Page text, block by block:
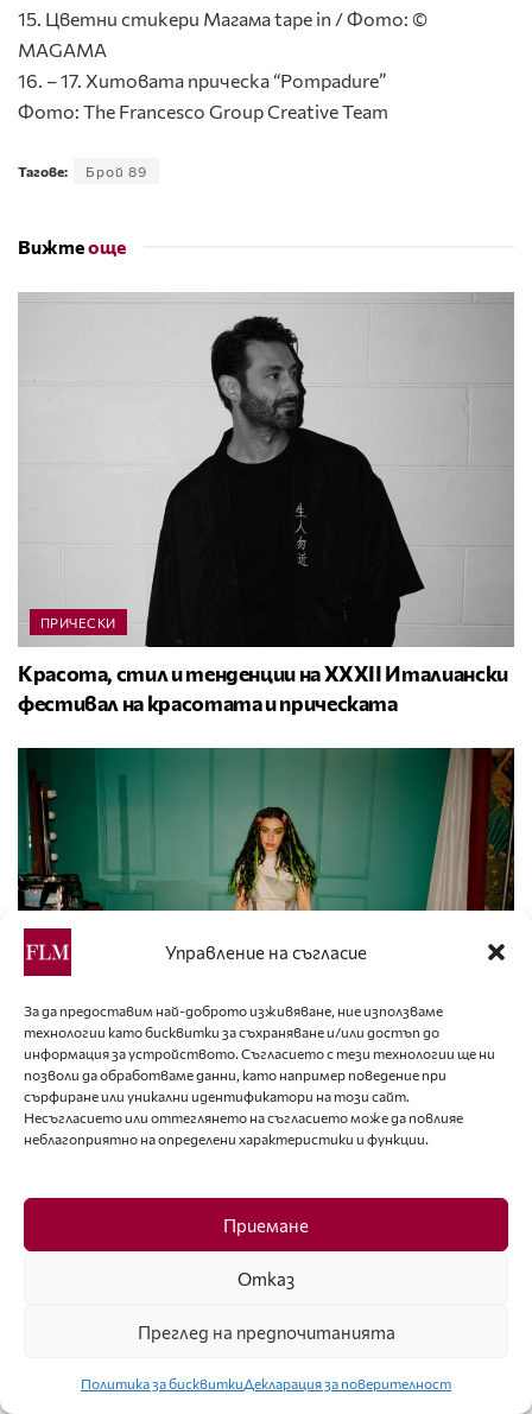
Управление на съгласие
За да предоставим най-доброто изживяване, ние използваме
технологии като бисквитки за съхраняване и/или достъп до
информация за устройството. Съгласието с тези технологии ще ни
позволи да обработваме данни, като например поведение при
сърфиране или уникални идентификатори на този сайт.
Несъгласието или оттеглянето на съгласието може да повлияе
неблагоприятно на определени характеристики и функции.
Приемане
Отказ
Преглед на предпочитанията
Политика за бисквиткиДекларация за поверителност
15. Цветни стикери Магама tape in / Фото: ©
MAGAMA
16. – 17. Хитовата прическа “Pompadure”
Фото: The Francesco Group Creative Team
Тагове: Брой 89
Вижтеоще
ПРИЧЕСКИ
Красота, стил и тенденции на XXXII Италиански
фестивал на красотата и прическата
ПРИЧЕСКИ
Косата като драматургия